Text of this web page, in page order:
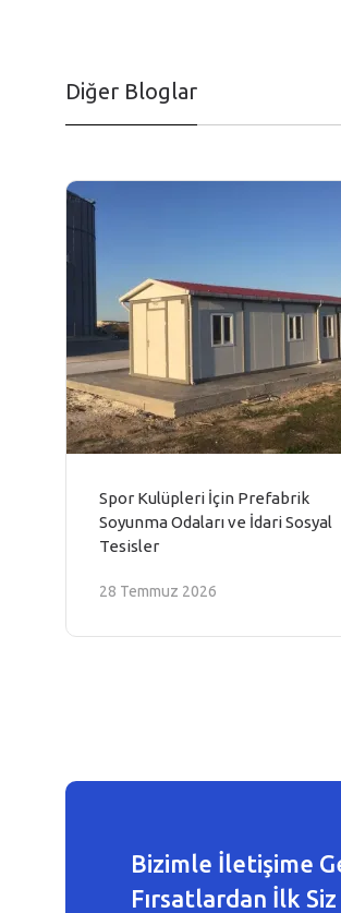
Diğer Bloglar
Spor Kulüpleri İçin Prefabrik
Soyunma Odaları ve İdari Sosyal
Tesisler
28 Temmuz 2026
Bizimle İletişime
Fırsatlardan İlk